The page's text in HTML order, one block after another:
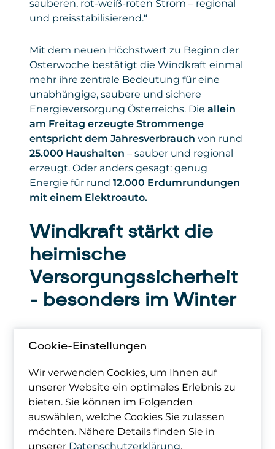
sauberen, rot-weiß-roten Strom – regional
und preisstabilisierend.“
Mit dem neuen Höchstwert zu Beginn der
Osterwoche bestätigt die Windkraft einmal
mehr ihre zentrale Bedeutung für eine
unabhängige, saubere und sichere
Energieversorgung Österreichs. Die allein
am Freitag erzeugte Strommenge
entspricht dem Jahresverbrauch von rund
25.000 Haushalten – sauber und regional
erzeugt. Oder anders gesagt: genug
Energie für rund 12.000 Erdumrundungen
mit einem Elektroauto.
Windkraft stärkt die
heimische
Versorgungssicherheit
– besonders im Winter
Windstroms werden im Winterhalbjahr
erzeugt – also genau dann, wenn Wasser
und Sonne nur eingeschränkt liefern und
teure Gasimporte notwendig werden. Die
Windkraft trägt damit entscheidend zu
Stabilität und Versorgungssicherheit bei.
Cookie-Einstellungen
Wir verwenden Cookies, um Ihnen auf
unserer Website ein optimales Erlebnis zu
bieten. Sie können im Folgenden
auswählen, welche Cookies Sie zulassen
möchten. Nähere Details finden Sie in
unserer Datenschutzerklärung.